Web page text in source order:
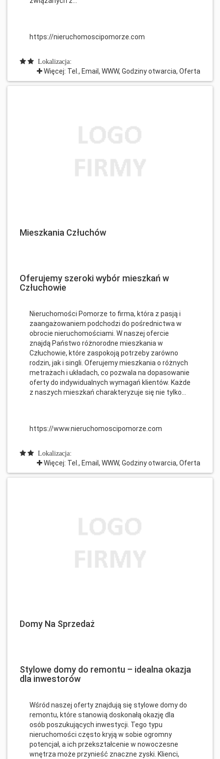
https://nieruchomoscipomorze.com
Lokalizacja:
Więcej: Tel., Email, WWW, Godziny otwarcia, Oferta
Mieszkania Człuchów
Oferujemy szeroki wybór mieszkań w
Człuchowie
Nieruchomości Pomorze to firma, która z pasją i
zaangażowaniem podchodzi do pośrednictwa w
obrocie nieruchomościami. W naszej ofercie
znajdą Państwo różnorodne mieszkania w
Człuchowie, które zaspokoją potrzeby zarówno
rodzin, jak i singli. Oferujemy mieszkania o różnych
metrażach i układach, co pozwala na dopasowanie
oferty do indywidualnych wymagań klientów. Każde
z naszych mieszkań charakteryzuje się nie tylko...
https://www.nieruchomoscipomorze.com
Lokalizacja:
Więcej: Tel., Email, WWW, Godziny otwarcia, Oferta
Domy Na Sprzedaż
Stylowe domy do remontu – idealna okazja
dla inwestorów
Wśród naszej oferty znajdują się stylowe domy do
remontu, które stanowią doskonałą okazję dla
osób poszukujących inwestycji. Tego typu
nieruchomości często kryją w sobie ogromny
potencjał, a ich przekształcenie w nowoczesne
wnętrza może przynieść znaczne zyski. Klienci,